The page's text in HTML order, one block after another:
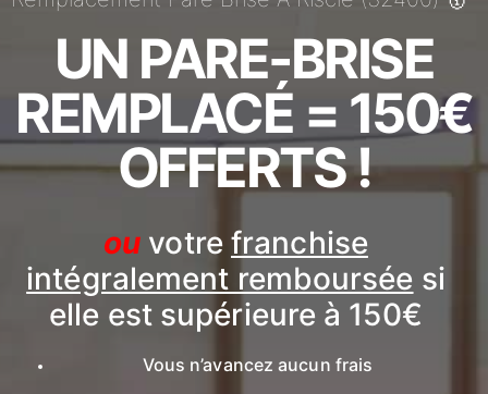
UN PARE-BRISE
REMPLACÉ = 150€
OFFERTS !
ou votre franchise
intégralement remboursée si
elle est supérieure à 150€
Vous n’avancez aucun frais